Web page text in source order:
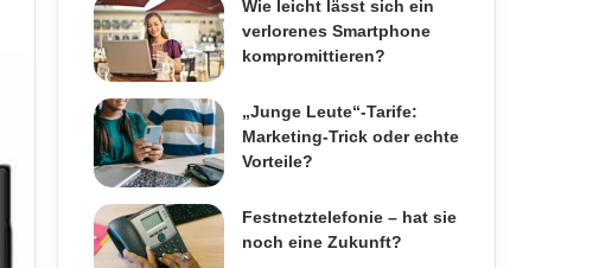
Wie leicht lässt sich ein
verlorenes Smartphone
kompromittieren?
„Junge Leute“-Tarife:
Marketing-Trick oder echte
Vorteile?
Festnetztelefonie – hat sie
noch eine Zukunft?